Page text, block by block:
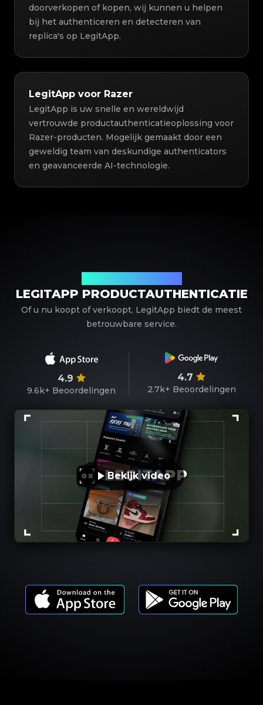
doorverkopen of kopen, wij kunnen u helpen
bij het authenticeren en detecteren van
replica's op LegitApp.
LegitApp voor Razer
LegitApp is uw snelle en wereldwijd
vertrouwde productauthenticatieoplossing voor
Razer-producten. Mogelijk gemaakt door een
geweldig team van deskundige authenticators
en geavanceerde AI-technologie.
LEGITAPP PRODUCTAUTHENTICATIE
Of u nu koopt of verkoopt, LegitApp biedt de meest
betrouwbare service.
4.9
9.6k+ Beoordelingen
4.7
2.7k+ Beoordelingen
Bekijk video